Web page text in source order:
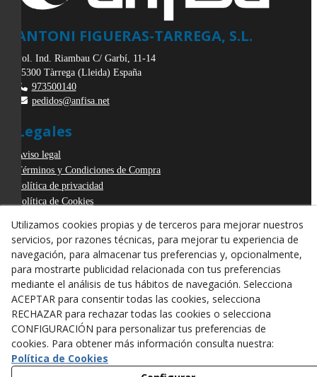
ANTONI FIGUERAS-TARREGA, S.L.
Pol. Ind. Riambau C/ Garbí, 11-14
25300 Tàrrega (Lleida) España
973500140
pedidos@anfisa.net
Legales
Aviso legal
Términos y Condiciones de Compra
Política de privacidad
Política de Cookies
Derecho de desistimiento
Utilizamos cookies propias y de terceros para mejorar nuestros
servicios, por razones técnicas, para mejorar tu experiencia de
navegación, para almacenar tus preferencias y, opcionalmente,
para mostrarte publicidad relacionada con tus preferencias
mediante el análisis de tus hábitos de navegación. Selecciona
ACEPTAR para consentir todas las cookies, selecciona
RECHAZAR para rechazar todas las cookies o selecciona
CONFIGURACIÓN para personalizar tus preferencias de
cookies. Para obtener más información consulta nuestra:
Política de Cookies